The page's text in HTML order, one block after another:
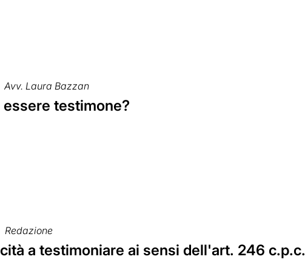
Avv. Laura Bazzan
testimone?
Redazione
a testimoniare ai sensi dell'art. 246 c.p.c.